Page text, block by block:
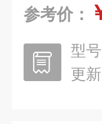
参考价：
型号
更